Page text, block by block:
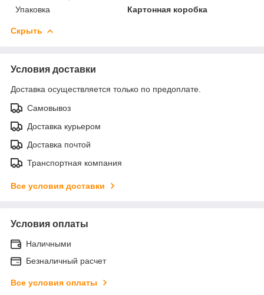
Упаковка
Картонная коробка
Скрыть
Условия доставки
Доставка осуществляется только по предоплате.
Самовывоз
Доставка курьером
Доставка почтой
Транспортная компания
Все условия доставки
Условия оплаты
Наличными
Безналичный расчет
Все условия оплаты